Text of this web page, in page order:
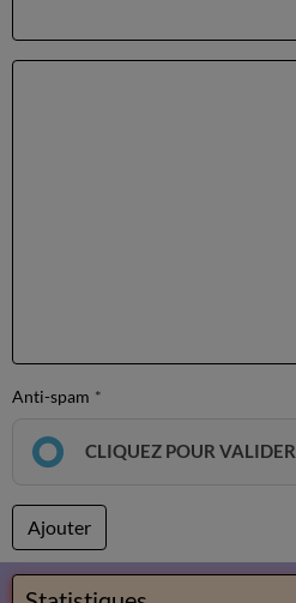
Anti-spam
CLIQUEZ POUR VALIDER
Ajouter